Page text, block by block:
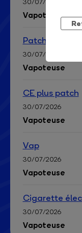
Vapoteuse
Patch
30/07/2026
Vapoteuse
CE plus patch
30/07/2026
Vapoteuse
Vap
30/07/2026
Vapoteuse
Cigarette
30/07/2026
Vapoteuse